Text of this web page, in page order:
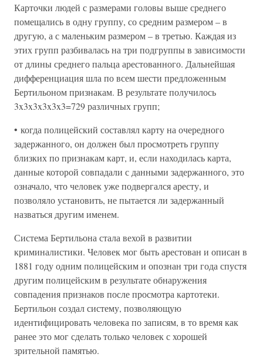
Карточки людей с размерами головы выше среднего
помещались в одну группу, со средним размером – в
другую, а с маленьким размером – в третью. Каждая из
этих групп разбивалась на три подгруппы в зависимости
от длины среднего пальца арестованного. Дальнейшая
дифференциация шла по всем шести предложенным
Бертильоном признакам. В результате получилось
3x3x3x3x3x3=729 различных групп;
• когда полицейский составлял карту на очередного
задержанного, он должен был просмотреть группу
близких по признакам карт, и, если находилась карта,
данные которой совпадали с данными задержанного, это
означало, что человек уже подвергался аресту, и
позволяло установить, не пытается ли задержанный
назваться другим именем.
Система Бертильона стала вехой в развитии
криминалистики. Человек мог быть арестован и описан в
1881 году одним полицейским и опознан три года спустя
другим полицейским в результате обнаружения
совпадения признаков после просмотра картотеки.
Бертильон создал систему, позволяющую
идентифицировать человека по записям, в то время как
ранее это мог сделать только человек с хорошей
зрительной памятью.